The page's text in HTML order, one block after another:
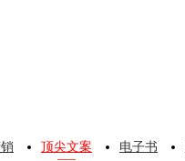
顶尖文案 电子书